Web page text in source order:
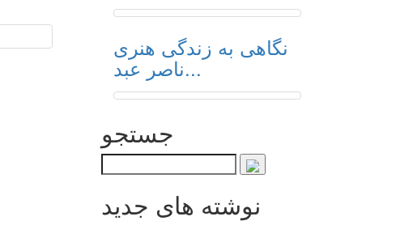
نگاهی به زندگی هنری
ناصر عبد...
جستجو
نوشته های جدید